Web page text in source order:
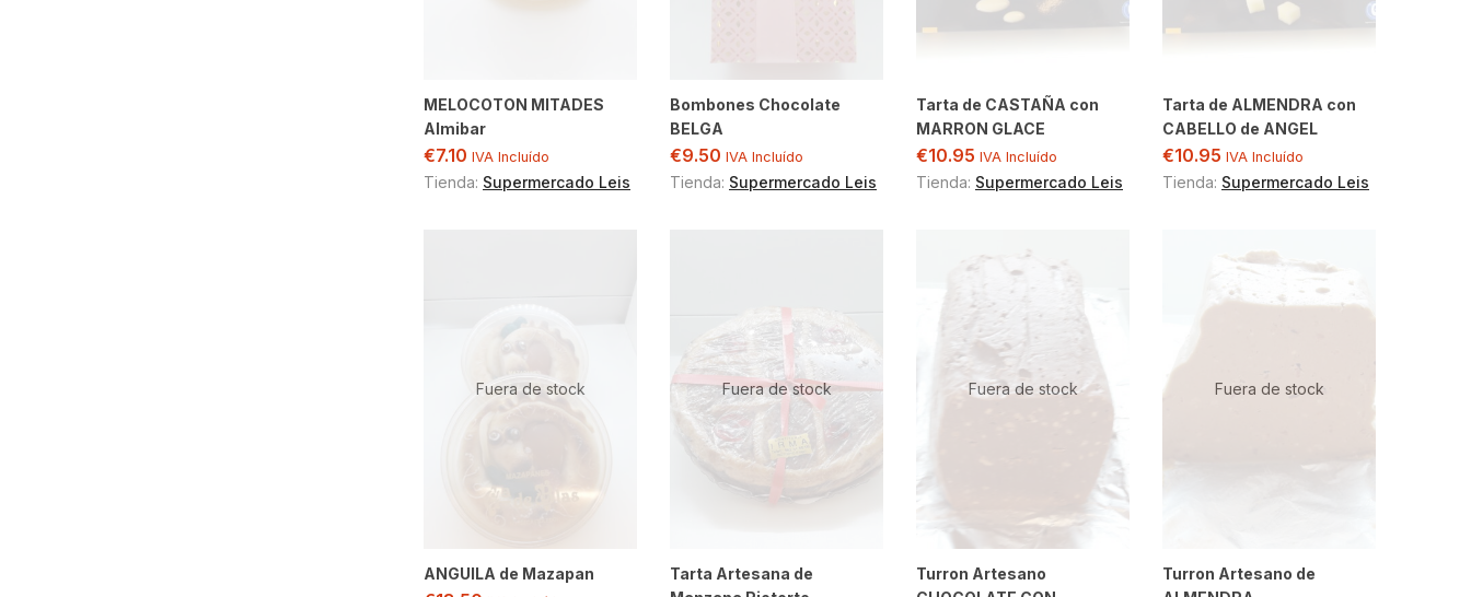
MELOCOTON MITADES
Almibar
€7.10 IVA Incluído
Tienda: Supermercado Leis
Bombones Chocolate
BELGA
€9.50 IVA Incluído
Tienda: Supermercado Leis
Tarta de CASTAÑA con
MARRON GLACE
€10.95 IVA Incluído
Tienda: Supermercado Leis
Tarta de ALMENDRA con
CABELLO de ANGEL
€10.95 IVA Incluído
Tienda: Supermercado Leis
Fuera de stock
ANGUILA de Mazapan
Fuera de stock
Tarta Artesana de
Fuera de stock
Turron Artesano
Fuera de stock
Turron Artesano de